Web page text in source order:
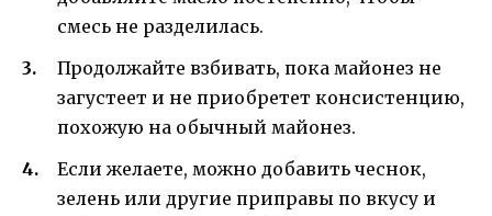
смесь не разделилась.
Продолжайте взбивать, пока майонез не
загустеет и не приобретет консистенцию,
похожую на обычный майонез.
Если желаете, можно добавить чеснок,
зелень или другие приправы по вкусу и